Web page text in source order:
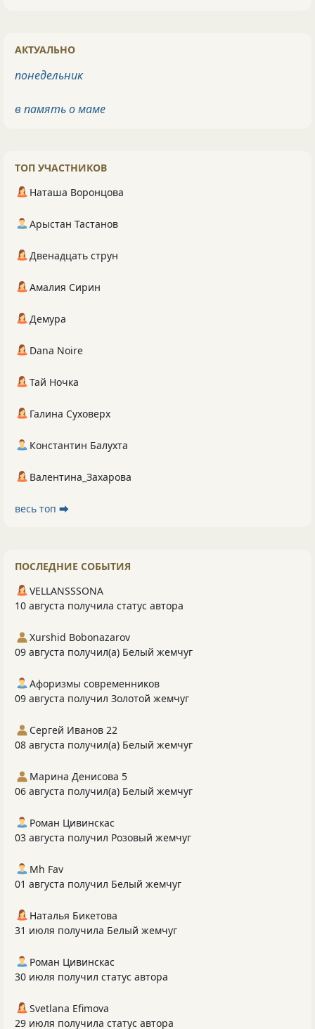
АКТУАЛЬНО
понедельник
в память о маме
ТОП УЧАСТНИКОВ
Наташа Воронцова
Арыстан Тастанов
Двенадцать струн
Амалия Сирин
Демура
Dana Noire
Тай Ночка
Галина Суховерх
Константин Балухта
Валентина_Захарова
весь топ ⮕
ПОСЛЕДНИЕ СОБЫТИЯ
VELLANSSSONA
10 августа получила статус автора
Xurshid Bobonazarov
09 августа получил(а) Белый жемчуг
Афоризмы современников
09 августа получил Золотой жемчуг
Сергей Иванов 22
08 августа получил(а) Белый жемчуг
Марина Денисова 5
06 августа получил(а) Белый жемчуг
Роман Цивинскас
03 августа получил Розовый жемчуг
Mh Fav
01 августа получил Белый жемчуг
Наталья Бикетова
31 июля получила Белый жемчуг
Роман Цивинскас
30 июля получил статус автора
Svetlana Efimova
29 июля получила статус автора